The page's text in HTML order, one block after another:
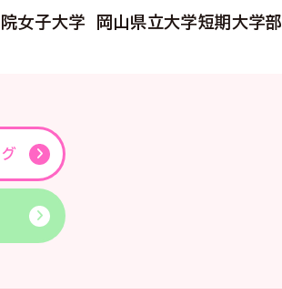
女子大学
岡山県立大学短期大学部